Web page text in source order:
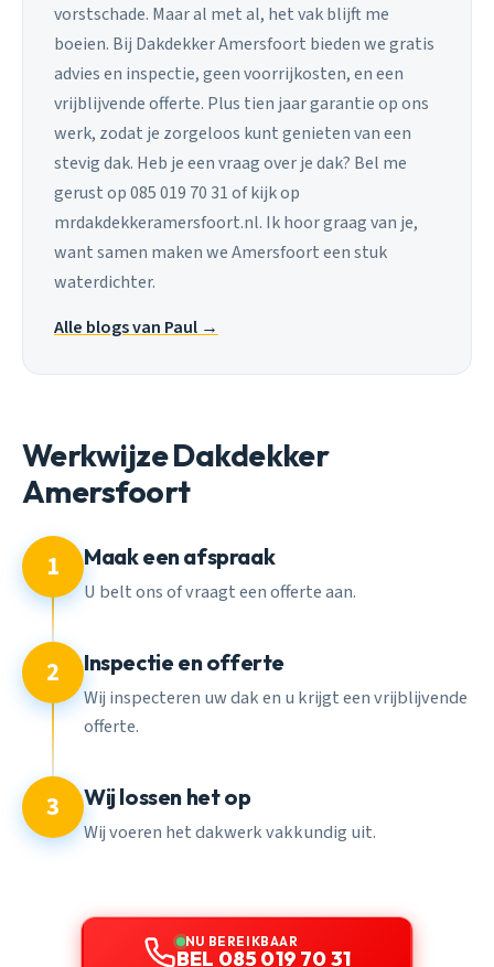
vorstschade. Maar al met al, het vak blijft me
boeien. Bij Dakdekker Amersfoort bieden we gratis
advies en inspectie, geen voorrijkosten, en een
vrijblijvende offerte. Plus tien jaar garantie op ons
werk, zodat je zorgeloos kunt genieten van een
stevig dak. Heb je een vraag over je dak? Bel me
gerust op 085 019 70 31 of kijk op
mrdakdekkeramersfoort.nl. Ik hoor graag van je,
want samen maken we Amersfoort een stuk
waterdichter.
Alle blogs van Paul →
Werkwijze Dakdekker
Amersfoort
1 Maak een afspraak
U belt ons of vraagt een offerte aan.
2 Inspectie en offerte
Wij inspecteren uw dak en u krijgt een vrijblijvende
offerte.
3 Wij lossen het op
Wij voeren het dakwerk vakkundig uit.
NU BEREIKBAAR
BEL 085 019 70 31